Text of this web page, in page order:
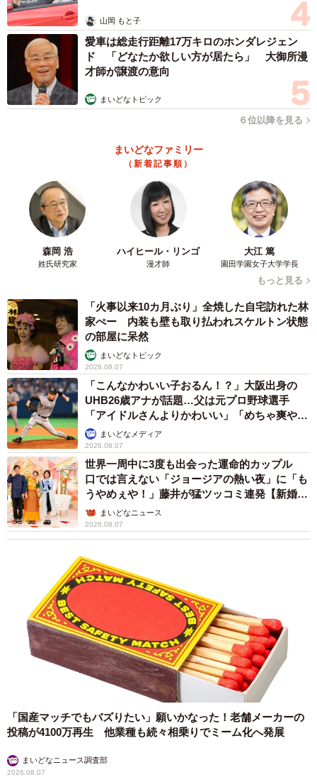
の雄猫がものすごく悲しそうな顔をして涙を流しているの
を見て…生かしてあげたい、幸せになってほしいと思っ
て、私たち団体に託してくれたんです」
4/6
抱っこされてもおとなしい（アルマさん提供）
ねこひげハウスにやって来た4匹の猫たち。そのうち右目の
に保護の依頼を受けたアルマから保護猫をお迎えしたこと
がある元里親さんです。以前もアメリカンショートヘアの
保護猫の里親でしたが、その猫は今年7月に虹の橋を渡りま
した。今回「亡くなった猫にそっくり。引き取り先がなけ
れば我が家にお迎えしたい」と運命を感じ、雄猫の里親に
名乗り出たそうです。
山岡 もと子
愛車は総走行距離17万キロのホンダレジェン
ド 「どなたか欲しい方が居たら」 大御所漫
才師が譲渡の意向
まいどなトピック
６位以降を見る
まいどなファミリー
（新着記事順）
森岡 浩
姓氏研究家
ハイヒール・リンゴ
漫才師
大江 篤
園田学園女子大学学長
もっと見る
「火事以来10カ月ぶり」全焼した自宅訪れた林
家ぺー 内装も壁も取り払われスケルトン状態
の部屋に呆然
まいどなトピック
2026.08.07
「こんなかわいい子おるん！？」大阪出身の
UHB26歳アナが話題…父は元プロ野球選手
「アイドルさんよりかわいい」「めちゃ爽や
か」まいどなメディア
2026.08.07
世界一周中に3度も出会った運命的カップル
口では言えない「ジョージアの熱い夜」に「も
うやめぇや！」藤井が猛ツッコミ連発【新婚さ
ん】まいどなニュース
2026.08.07
「国産マッチでもバズりたい」願いかなった！老舗メーカーの
投稿が4100万再生 他業種も続々相乗りでミーム化へ発展
まいどなニュース調査部
2026.08.07